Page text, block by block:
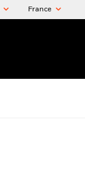
France